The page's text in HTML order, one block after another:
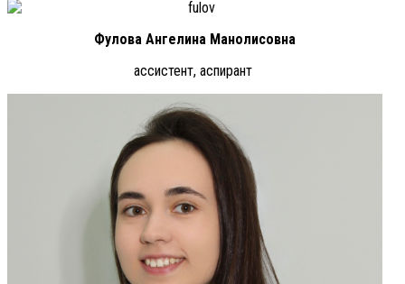
Фулова Ангелина Манолисовна
ассистент, аспирант